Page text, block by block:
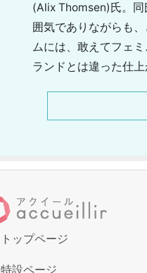
(Alix Thomsen)氏。
囲気でありながらも
ムには、敢えてフェ
ランドとは違った仕
開されており、幅広
トップページ
特設ページ